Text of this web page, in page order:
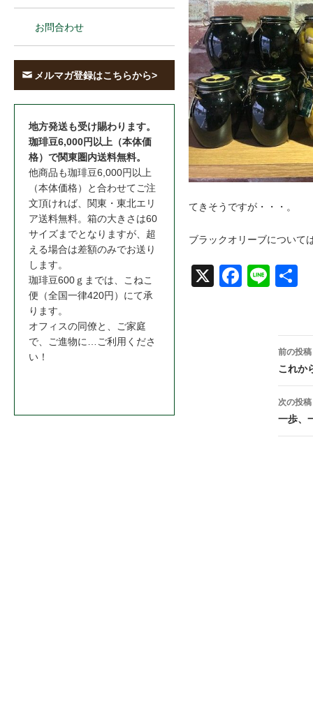
てきそうですが・・・。
ブラックオリーブについて
Face
Line
投
稿
ナ
ビ
前の投稿
これか
次の投稿
一歩、
お問合わせ
メルマガ登録はこちらから>
地方発送も受け賜わります。
珈琲豆6,000円以上（本体価
格）で関東圏内送料無料。
他商品も珈琲豆6,000円以上
（本体価格）と合わせてご注
文頂ければ、関東・東北エリ
ア送料無料。箱の大きさは60
サイズまでとなりますが、超
える場合は差額のみでお送り
します。
珈琲豆600ｇまでは、こねこ
便（全国一律420円）にて承
ります。
オフィスの同僚と、ご家庭
で、ご進物に…ご利用くださ
い！